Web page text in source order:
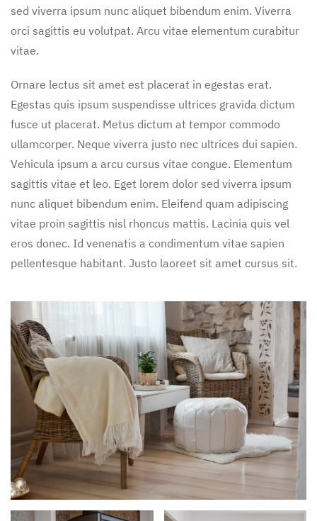
sed viverra ipsum nunc aliquet bibendum enim. Viverra
orci sagittis eu volutpat. Arcu vitae elementum curabitur
vitae.
Ornare lectus sit amet est placerat in egestas erat.
Egestas quis ipsum suspendisse ultrices gravida dictum
fusce ut placerat. Metus dictum at tempor commodo
ullamcorper. Neque viverra justo nec ultrices dui sapien.
Vehicula ipsum a arcu cursus vitae congue. Elementum
sagittis vitae et leo. Eget lorem dolor sed viverra ipsum
nunc aliquet bibendum enim. Eleifend quam adipiscing
vitae proin sagittis nisl rhoncus mattis. Lacinia quis vel
eros donec. Id venenatis a condimentum vitae sapien
pellentesque habitant. Justo laoreet sit amet cursus sit.